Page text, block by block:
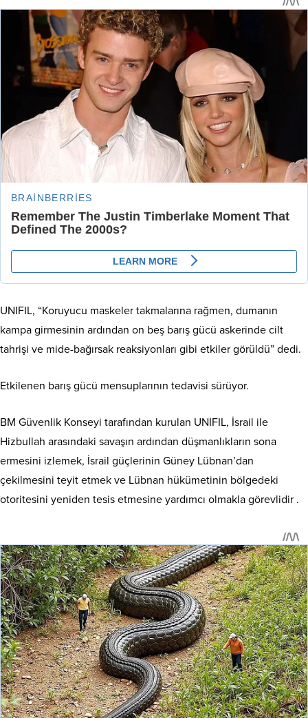
UNIFIL, “Koruyucu maskeler takmalarına rağmen, dumanın
kampa girmesinin ardından on beş barış gücü askerinde cilt
tahrişi ve mide-bağırsak reaksiyonları gibi etkiler görüldü” dedi.
Etkilenen barış gücü mensuplarının tedavisi sürüyor.
BM Güvenlik Konseyi tarafından kurulan UNIFIL, İsrail ile
Hizbullah arasındaki savaşın ardından düşmanlıkların sona
ermesini izlemek, İsrail güçlerinin Güney Lübnan’dan
çekilmesini teyit etmek ve Lübnan hükümetinin bölgedeki
otoritesini yeniden tesis etmesine yardımcı olmakla görevlidir .